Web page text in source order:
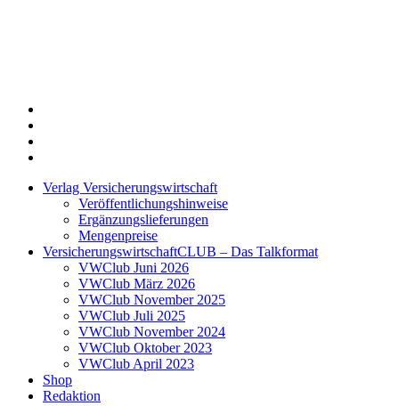
Verlag Versicherungswirtschaft
Veröffentlichungshinweise
Ergänzungslieferungen
Mengenpreise
VersicherungswirtschaftCLUB – Das Talkformat
VWClub Juni 2026
VWClub März 2026
VWClub November 2025
VWClub Juli 2025
VWClub November 2024
VWClub Oktober 2023
VWClub April 2023
Shop
Redaktion